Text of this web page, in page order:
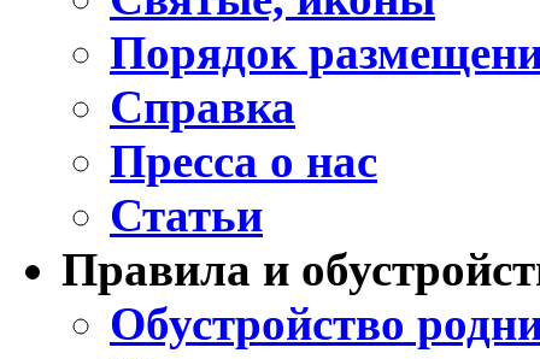
Порядок
Справка
Пресса о нас
Статьи
Правила и
Обустройство